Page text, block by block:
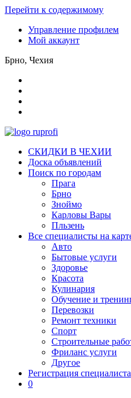
Перейти к содержимому
Управление профилем
Мой аккаунт
Брно, Чехия
СКИДКИ В ЧЕХИИ
Доска объявлений
Поиск по городам
Прага
Брно
Зноймо
Карловы Вары
Пльзень
Все специалисты на
Авто
Бытовые услуги
Здоровье
Красота
Кулинария
Обучение и
Перевозки
Ремонт техники
Спорт
Строительные
Фриланс услуги
Другое
Регистрация специалиста
0